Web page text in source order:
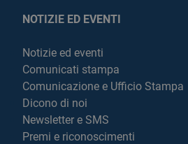
NOTIZIE ED EVENTI
Notizie ed eventi
Comunicati stampa
Comunicazione e Ufficio Stampa
Dicono di noi
Newsletter e SMS
Premi e riconoscimenti